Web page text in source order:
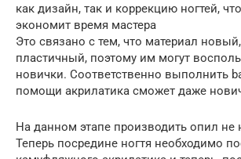
как дизайн, так и коррекцию ногтей,
экономит время мастера
Это связано с тем, что материал
пластичный, поэтому им могут
новички. Соответственно выполнить
помощи акрилатика сможет даже
На данном этапе производить опил не
Теперь посредине ногтя необходимо